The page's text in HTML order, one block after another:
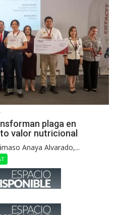
plaga en
valor nutricional
Anaya Alvarado,...